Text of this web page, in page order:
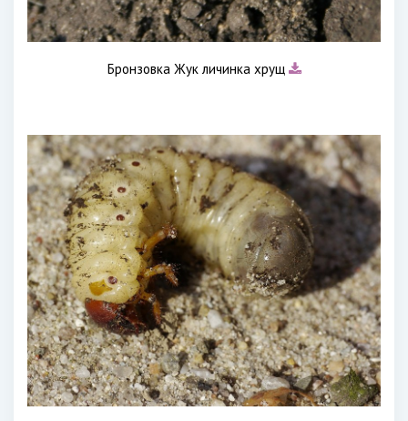
Бронзовка Жук личинка хрущ